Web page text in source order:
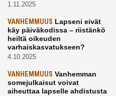
1.11.2025
VANHEMMUUS Lapseni eivät
käy päiväkodissa – riistänkö
heiltä oikeuden
varhaiskasvatukseen?
4.10.2025
VANHEMMUUS Vanhemman
somejulkaisut voivat
aiheuttaa lapselle ahdistusta